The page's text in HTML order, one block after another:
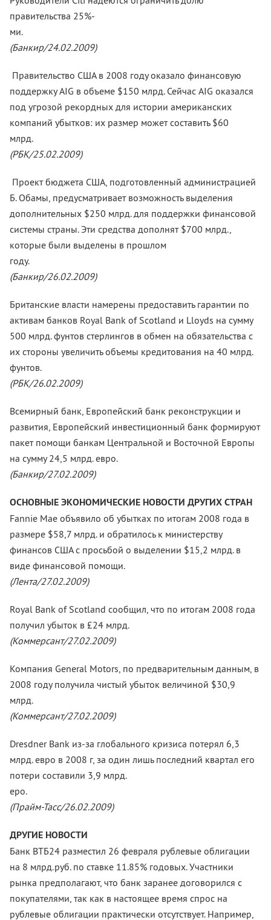
правительства 25%-
(Банкир/24.02.2009)
Правительство США в 2008 году оказало финансовую
поддержку AIG в объеме $150 млрд. Сейчас AIG оказался
под угрозой рекордных для истории американских
компаний убытков: их размер может составить $60
(РБК/25.02.2009)
Проект бюджета США, подготовленный администрацией
Б. Обамы, предусматривает возможность выделения
дополнительных $250 млрд. для поддержки финансовой
системы страны. Эти средства дополнят $700 млрд.,
которые были выделены в прошлом
году.
(Банкир/26.02.2009)
Британские власти намерены предоставить гарантии по
активам банков Royal Bank of Scotland и Lloyds на сумму
500 млрд. фунтов стерлингов в обмен на обязательства с
их стороны увеличить объемы кредитования на 40 млрд.
(РБК/26.02.2009)
Всемирный банк, Европейский банк реконструкции и
развития, Европейский инвестиционный банк формируют
пакет помощи банкам Центральной и Восточной Европы
на сумму 24,5 млрд. евро.
(Банкир/27.02.2009)
ОСНОВНЫЕ ЭКОНОМИЧЕСКИЕ НОВОСТИ ДРУГИХ СТРАН
Fannie Mae объявило об убытках по итогам 2008 года в
размере $58,7 млрд. и обратилось к министерству
финансов США с просьбой о выделении $15,2 млрд. в
виде финансовой помощи.
(Лента/27.02.2009)
Royal Bank of Scotland сообщил, что по итогам 2008 года
получил убыток в £24 млрд.
(Коммерсант/27.02.2009)
Компания General Motors, по предварительным данным, в
2008 году получила чистый убыток величиной $30,9
(Коммерсант/27.02.2009)
Dresdner Bank из-за глобального кризиса потерял 6,3
млрд. евро в 2008 г, за один лишь последний квартал его
потери составили 3,9 млрд.
еро.
(Прайм-Тасс/26.02.2009)
ДРУГИЕ НОВОСТИ
Банк ВТБ24 разместил 26 февраля рублевые облигации
на 8 млрд.руб. по ставке 11.85% годовых. Участники
рынка предполагают, что банк заранее договорился с
покупателями, так как в настоящее время спрос на
рублевые облигации практически отсутствует. Например,